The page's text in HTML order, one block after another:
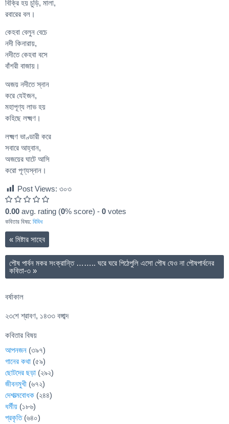
বিক্রি হয় চুড়ি, মালা,
রবারের বল।
কেহবা বেলুন বেচে
নদী কিনারায়,
নদীতে কেহবা বসে
বাঁশরী বাজায়।
অজয় নদীতে স্নান
করে যেইজন,
মহাপূণ্য লাভ হয়
কহিছে লক্ষ্মণ।
লক্ষ্মণ ভাণ্ডারী করে
সবারে আহ্বান,
অজয়ের ঘাটে আসি
করো পূণ্যস্নান।
Post Views: ৩০৩
0.00 avg. rating (0% score) - 0 votes
কবিতার বিষয়: বিবিধ
« মিষ্টার সাহেব
পৌষ পার্বন মকর সংক্রান্তি …….. ঘরে ঘরে পিঠেপুলি এসো পৌষ যেও না পৌষপার্বনের
কবিতা-৩ »
বর্ষাকাল
২৩শে শ্রাবণ, ১৪৩৩ বঙ্গাব্দ
কবিতার বিষয়
আপনজন (৩৯৭)
গানের কথা (৫৯)
ছোটদের ছড়া (২৯২)
জীবনমুখী (৬৭২)
দেশাত্মবোধক (২৪৪)
ধর্মীয় (১৮৬)
প্রকৃতি(৬৪০)